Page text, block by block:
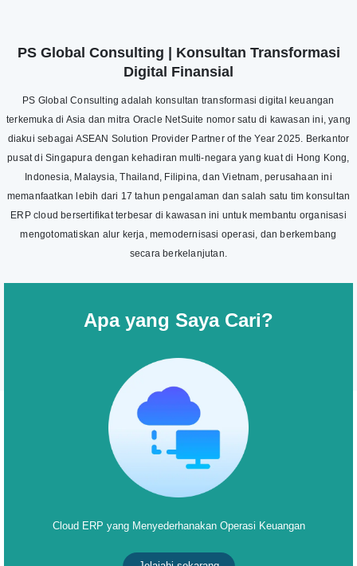
PS Global Consulting | Konsultan Transformasi
Digital Finansial
PS Global Consulting adalah konsultan transformasi digital keuangan
terkemuka di Asia dan mitra Oracle NetSuite nomor satu di kawasan ini, yang
diakui sebagai ASEAN Solution Provider Partner of the Year 2025. Berkantor
pusat di Singapura dengan kehadiran multi-negara yang kuat di Hong Kong,
Indonesia, Malaysia, Thailand, Filipina, dan Vietnam, perusahaan ini
memanfaatkan lebih dari 17 tahun pengalaman dan salah satu tim konsultan
ERP cloud bersertifikat terbesar di kawasan ini untuk membantu organisasi
mengotomatiskan alur kerja, memodernisasi operasi, dan berkembang
secara berkelanjutan.
Apa yang Saya Cari?
Cloud ERP yang Menyederhanakan Operasi Keuangan